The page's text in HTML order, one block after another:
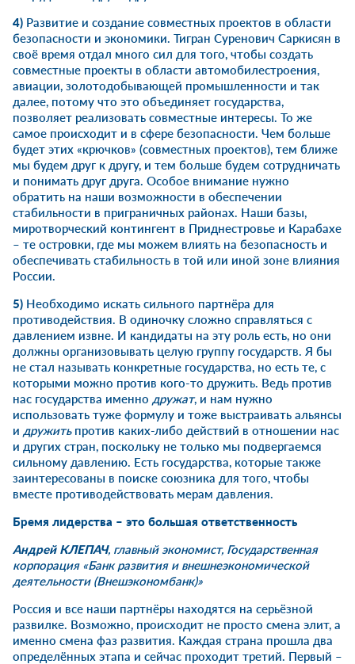
4) Развитие и создание совместных проектов в области
безопасности и экономики. Тигран Суренович Саркисян в
своё время отдал много сил для того, чтобы создать
совместные проекты в области автомобилестроения,
авиации, золотодобывающей промышленности и так
далее, потому что это объединяет государства,
позволяет реализовать совместные интересы. То же
самое происходит и в сфере безопасности. Чем больше
будет этих «крючков» (совместных проектов), тем ближе
мы будем друг к другу, и тем больше будем сотрудничать
и понимать друг друга. Особое внимание нужно
обратить на наши возможности в обеспечении
стабильности в приграничных районах. Наши базы,
миротворческий контингент в Приднестровье и Карабахе
– те островки, где мы можем влиять на безопасность и
обеспечивать стабильность в той или иной зоне влияния
России.
5) Необходимо искать сильного партнёра для
противодействия. В одиночку сложно справляться с
давлением извне. И кандидаты на эту роль есть, но они
должны организовывать целую группу государств. Я бы
не стал называть конкретные государства, но есть те, с
которыми можно против кого-то дружить. Ведь против
нас государства именно дружат, и нам нужно
использовать туже формулу и тоже выстраивать альянсы
и дружить против каких-либо действий в отношении нас
и других стран, поскольку не только мы подвергаемся
сильному давлению. Есть государства, которые также
заинтересованы в поиске союзника для того, чтобы
вместе противодействовать мерам давления.
Бремя лидерства – это большая ответственность
Андрей КЛЕПАЧ, главный экономист, Государственная
корпорация «Банк развития и внешнеэкономической
деятельности (Внешэкономбанк)»
Россия и все наши партнёры находятся на серьёзной
развилке. Возможно, происходит не просто смена элит, а
именно смена фаз развития. Каждая страна прошла два
определённых этапа и сейчас проходит третий. Первый –